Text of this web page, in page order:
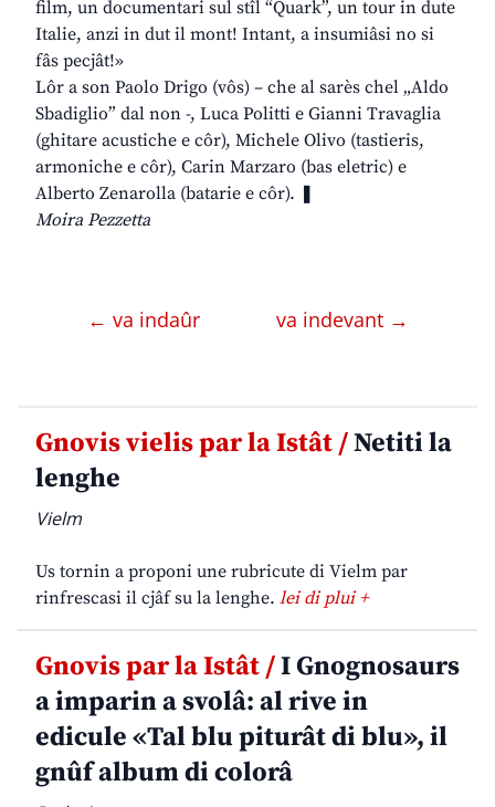
film, un documentari sul stîl “Quark”, un tour in dute
Italie, anzi in dut il mont! Intant, a insumiâsi no si
fâs pecjât!»
Lôr a son Paolo Drigo (vôs) – che al sarès chel „Aldo
Sbadiglio” dal non -, Luca Politti e Gianni Travaglia
(ghitare acustiche e côr), Michele Olivo (tastieris,
armoniche e côr), Carin Marzaro (bas eletric) e
Alberto Zenarolla (batarie e côr). ❚
Moira Pezzetta
← va indaûr va indevant →
Gnovis vielis par la Istât /Netiti la
lenghe
Vielm
Us tornin a proponi une rubricute di Vielm par
rinfrescasi il cjâf su la lenghe. lei di plui +
Gnovis par la Istât /I Gnognosaurs
a imparin a svolâ: al rive in
edicule «Tal blu piturât di blu», il
gnûf album di colorâ